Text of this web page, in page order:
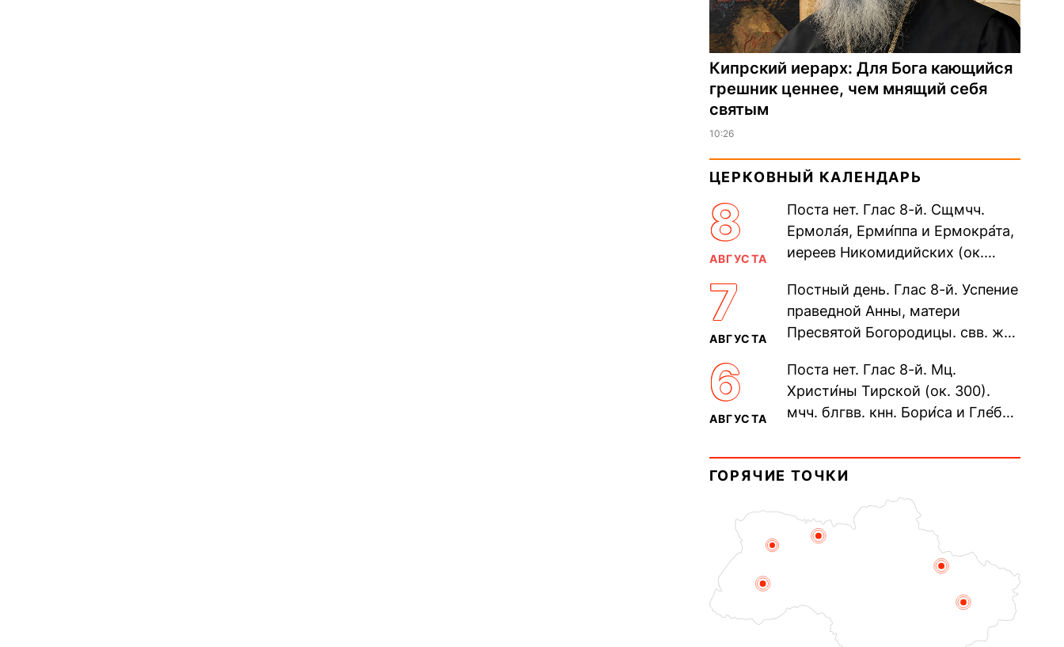
Кипрский иерарх: Для Бога кающийся
грешник ценнее, чем мнящий себя
святым
10:26
ЦЕРКОВНЫЙ КАЛЕНДАРЬ
8
АВГУСТА
Поста нет. Глас 8-й. Сщмчч.
Ермола́я, Ерми́ппа и Ермокра́та,
иереев Никомидийских (ок.
Печерского, в Ближних
пещерах...
7
АВГУСТА
Постный день. Глас 8-й. Успение
праведной Анны, матери
Пресвятой Богородицы. свв. жен
прп. Евпракси́и девы,...
6
АВГУСТА
Поста нет. Глас 8-й. Мц.
Христи́ны Тирской (ок. 300).
мчч. блгвв. кнн. Бори́са и Гле́ба,
Дави́да (1015). Прп....
ГОРЯЧИЕ ТОЧКИ